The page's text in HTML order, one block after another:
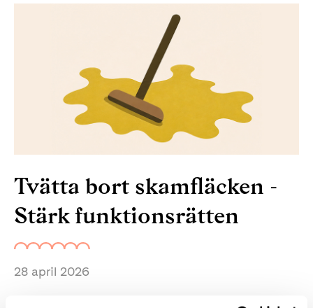
Tvätta bort skamfläcken -
Stärk funktionsrätten
28 april 2026